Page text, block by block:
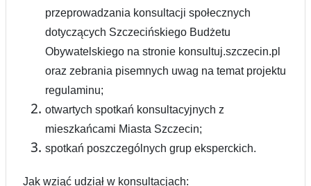
przeprowadzania konsultacji społecznych
dotyczących Szczecińskiego Budżetu
Obywatelskiego na stronie konsultuj.szczecin.pl
oraz zebrania pisemnych uwag na temat projektu
regulaminu;
otwartych spotkań konsultacyjnych z
mieszkańcami Miasta Szczecin;
spotkań poszczególnych grup eksperckich.
Jak wziąć udział w konsultacjach: